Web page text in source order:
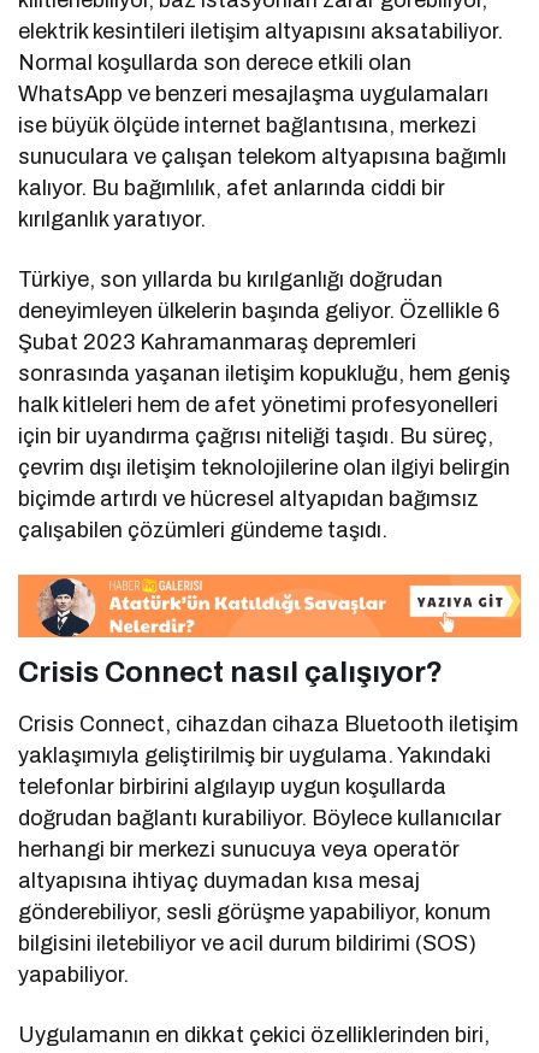
elektrik kesintileri iletişim altyapısını aksatabiliyor.
Normal koşullarda son derece etkili olan
WhatsApp ve benzeri mesajlaşma uygulamaları
ise büyük ölçüde internet bağlantısına, merkezi
sunuculara ve çalışan telekom altyapısına bağımlı
kalıyor. Bu bağımlılık, afet anlarında ciddi bir
kırılganlık yaratıyor.
Türkiye, son yıllarda bu kırılganlığı doğrudan
deneyimleyen ülkelerin başında geliyor. Özellikle 6
Şubat 2023 Kahramanmaraş depremleri
sonrasında yaşanan iletişim kopukluğu, hem geniş
halk kitleleri hem de afet yönetimi profesyonelleri
için bir uyandırma çağrısı niteliği taşıdı. Bu süreç,
çevrim dışı iletişim teknolojilerine olan ilgiyi belirgin
biçimde artırdı ve hücresel altyapıdan bağımsız
çalışabilen çözümleri gündeme taşıdı.
Crisis Connect nasıl çalışıyor?
Crisis Connect, cihazdan cihaza Bluetooth iletişim
yaklaşımıyla geliştirilmiş bir uygulama. Yakındaki
telefonlar birbirini algılayıp uygun koşullarda
doğrudan bağlantı kurabiliyor. Böylece kullanıcılar
herhangi bir merkezi sunucuya veya operatör
altyapısına ihtiyaç duymadan kısa mesaj
gönderebiliyor, sesli görüşme yapabiliyor, konum
bilgisini iletebiliyor ve acil durum bildirimi (SOS)
yapabiliyor.
Uygulamanın en dikkat çekici özelliklerinden biri,